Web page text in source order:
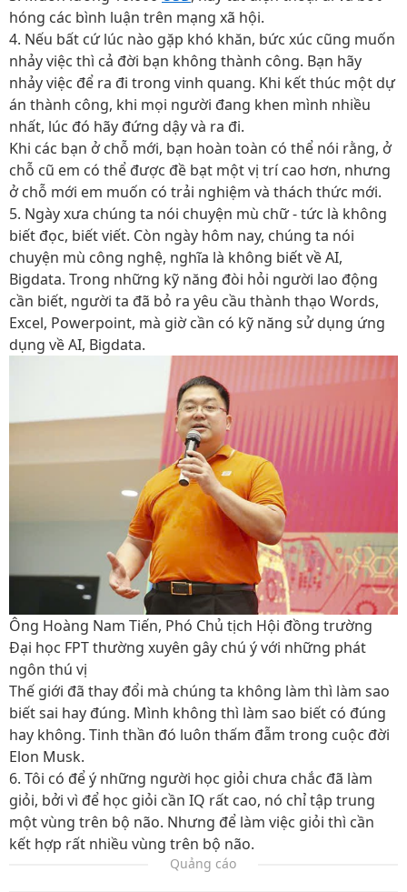
hóng các bình luận trên mạng xã hội.
4. Nếu bất cứ lúc nào gặp khó khăn, bức xúc cũng muốn
nhảy việc thì cả đời bạn không thành công. Bạn hãy
nhảy việc để ra đi trong vinh quang. Khi kết thúc một dự
án thành công, khi mọi người đang khen mình nhiều
nhất, lúc đó hãy đứng dậy và ra đi.
Khi các bạn ở chỗ mới, bạn hoàn toàn có thể nói rằng, ở
chỗ cũ em có thể được đề bạt một vị trí cao hơn, nhưng
ở chỗ mới em muốn có trải nghiệm và thách thức mới.
5. Ngày xưa chúng ta nói chuyện mù chữ - tức là không
biết đọc, biết viết. Còn ngày hôm nay, chúng ta nói
chuyện mù công nghệ, nghĩa là không biết về AI,
Bigdata. Trong những kỹ năng đòi hỏi người lao động
cần biết, người ta đã bỏ ra yêu cầu thành thạo Words,
Excel, Powerpoint, mà giờ cần có kỹ năng sử dụng ứng
dụng về AI, Bigdata.
Ông Hoàng Nam Tiến, Phó Chủ tịch Hội đồng trường
Đại học FPT thường xuyên gây chú ý với những phát
ngôn thú vị
Thế giới đã thay đổi mà chúng ta không làm thì làm sao
biết sai hay đúng. Mình không thì làm sao biết có đúng
hay không. Tinh thần đó luôn thấm đẫm trong cuộc đời
Elon Musk.
6. Tôi có để ý những người học giỏi chưa chắc đã làm
giỏi, bởi vì để học giỏi cần IQ rất cao, nó chỉ tập trung
một vùng trên bộ não. Nhưng để làm việc giỏi thì cần
kết hợp rất nhiều vùng trên bộ não.
Quảng cáo